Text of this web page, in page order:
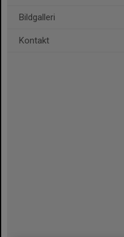
Bildgalleri
Kontakt